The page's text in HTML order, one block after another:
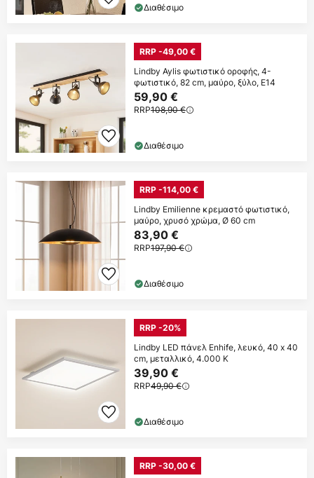
Διαθέσιμο
RRP -49,00 €
Lindby Aylis φωτιστικό οροφής, 4-
φωτιστικό, 82 cm, μαύρο, ξύλο, E14
59,90 €
RRP108,90 €
Διαθέσιμο
RRP -114,00 €
Lindby Emilienne κρεμαστό φωτιστικό,
μαύρο, χρυσό χρώμα, Ø 60 cm
83,90 €
RRP197,90 €
Διαθέσιμο
RRP -20%
Lindby LED πάνελ Enhife, λευκό, 40 x 40
cm, μεταλλικό, 4.000 K
39,90 €
RRP49,90 €
Διαθέσιμο
RRP -30,00 €